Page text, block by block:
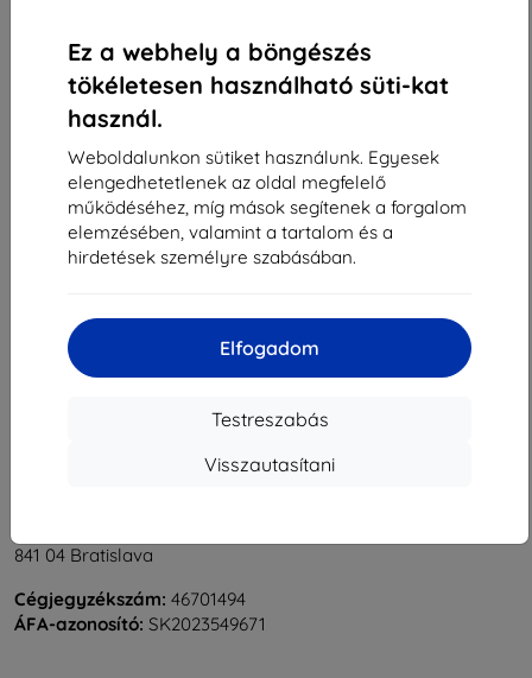
Ez a webhely a böngészés
tökéletesen használható süti-kat
használ.
Weboldalunkon sütiket használunk. Egyesek
elengedhetetlenek az oldal megfelelő
működéséhez, míg mások segítenek a forgalom
elemzésében, valamint a tartalom és a
hirdetések személyre szabásában.
Elfogadom
Testreszabás
Visszautasítani
2 691 Ft
Utolsó darab raktáron
3 230 Ft
Raktáron > 5 darab
Összes találat6.
841 04 Bratislava
Cégjegyzékszám: 46701494
ÁFA-azonosító: SK2023549671